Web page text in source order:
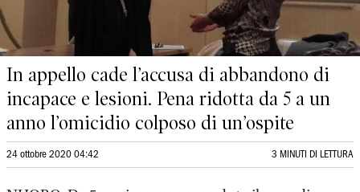
In appello cade l’accusa di abbandono di
incapace e lesioni. Pena ridotta da 5 a un
anno l’omicidio colposo di un’ospite
24 ottobre 2020 04:42 3 MINUTI DI LETTURA